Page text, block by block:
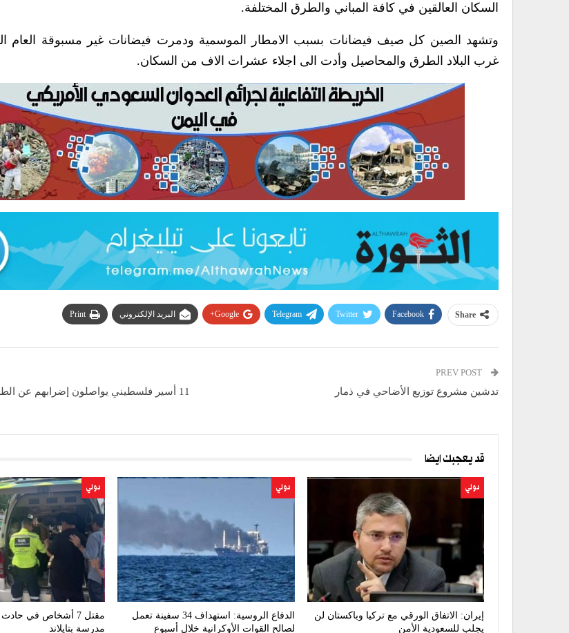
السكان العالقين في كافة المباني والطرق المختلفة.
وتشهد الصين كل صيف فيضانات بسبب الامطار الموسمية ودمرت فيضانات غير مسبوقة العام
غرب البلاد الطرق والمحاصيل وأدت الى اجلاء عشرات الاف من السكان.
Share
Facebook
Twitter
Telegram
Google+ البريد الإلكتروني Print
تدشين مشروع توزيع الأضاحي في ذمار
11 أسير فلسطيني يواصلون إضرابهم عن
قد يعجبك ايضا
دولي
إيران: الاتفاق الورقي مع تركيا وباكستان لن
يجلب للسعودية الأمن
دولي
الدفاع الروسية: استهداف 34 سفينة تعمل
لصالح القوات الأوكرانية خلال أسبوع
دولي
مقتل 7 أشخاص في
مدرسة بتايلاند